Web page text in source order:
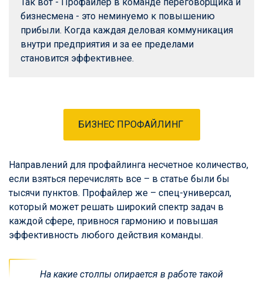
бизнесмена - это неминуемо к повышению
прибыли. Когда каждая деловая коммуникация
внутри предприятия и за ее пределами
становится эффективнее.
БИЗНЕС ПРОФАЙЛИНГ
Направлений для профайлинга несчетное количество,
если взяться перечислять все – в статье были бы
тысячи пунктов. Профайлер же – спец-универсал,
который может решать широкий спектр задач в
каждой сфере, привнося гармонию и повышая
эффективность любого действия команды.
На какие столпы опирается в работе такой